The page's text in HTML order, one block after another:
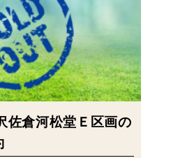
佐倉河松堂Ｅ区画の